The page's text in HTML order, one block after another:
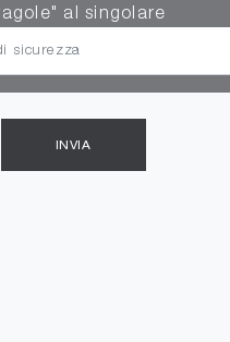
al singolare
INVIA